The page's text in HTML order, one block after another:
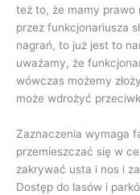
też to, że mamy
przez funkcjonariusza
nagrań, to już jest to
uważamy, że
wówczas możemy
może wdrożyć
Zaznaczenia wymaga
przemieszczać się w
zakrywać usta i nos i
Dostęp do lasów i